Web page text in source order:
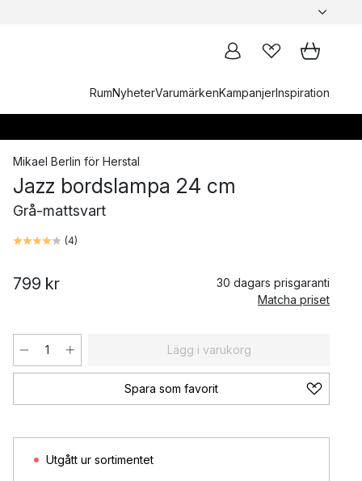
RumNyheterVarumärkenKampanjerInspiration
Mikael Berlin för Herstal
Jazz bordslampa 24 cm
Grå-mattsvart
(4)
799 kr
30 dagars prisgaranti
Matcha priset
Lägg i varukorg
Spara som favorit
Utgått ur sortimentet